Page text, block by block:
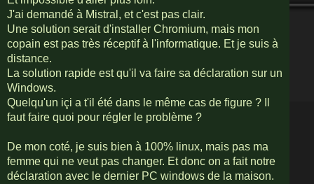
J'ai demandé à Mistral, et c'est pas clair.
Une solution serait d'installer Chromium, mais mon
copain est pas très réceptif à l'informatique. Et je suis à
distance.
La solution rapide est qu'il va faire sa déclaration sur un
Windows.
Quelqu'un içi a t'il été dans le même cas de figure ? Il
faut faire quoi pour régler le problème ?
De mon coté, je suis bien à 100% linux, mais pas ma
femme qui ne veut pas changer. Et donc on a fait notre
déclaration avec le dernier PC windows de la maison.